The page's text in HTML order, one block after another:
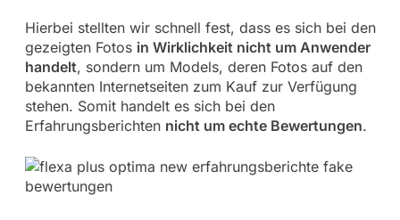
Hierbei stellten wir schnell fest, dass es sich bei den
gezeigten Fotos in Wirklichkeit nicht um Anwender
handelt, sondern um Models, deren Fotos auf den
bekannten Internetseiten zum Kauf zur Verfügung
stehen. Somit handelt es sich bei den
Erfahrungsberichten nicht um echte Bewertungen.